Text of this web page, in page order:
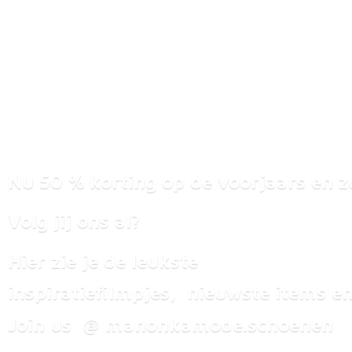
Nu 50 % korting op de voorjaars en
Volg jij ons al?
Hier zie je de leukste
inspiratiefilmpjes, nieuwste items
Join us @ manonkamode.schoenen